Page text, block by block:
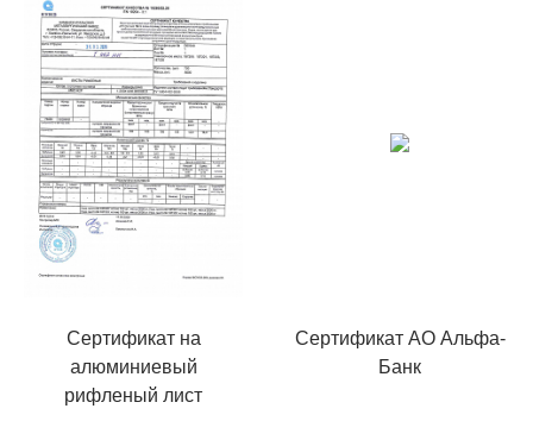
Сертификат на
алюминиевый
рифленый лист
Сертификат АО Альфа-
Банк